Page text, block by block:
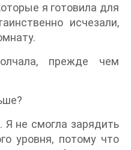
я готовила для
исчезали,
прежде чем
не смогла зарядить
уровня, потому что